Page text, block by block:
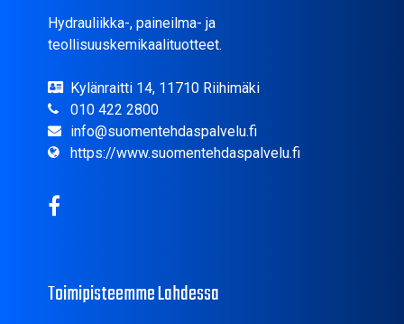
Hydrauliikka-, paineilma- ja
teollisuuskemikaalituotteet.
Kylänraitti 14, 11710 Riihimäki
010 422 2800
info@suomentehdaspalvelu.fi
https://www.suomentehdaspalvelu.fi
Toimipisteemme Lahdessa